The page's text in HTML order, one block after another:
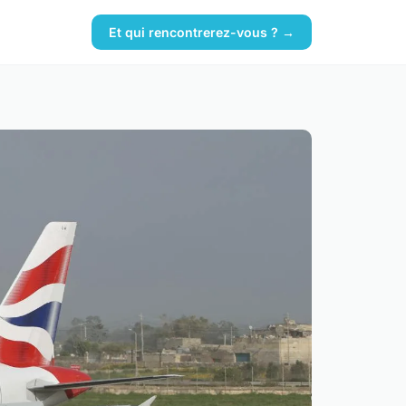
Et qui rencontrerez-vous ? →